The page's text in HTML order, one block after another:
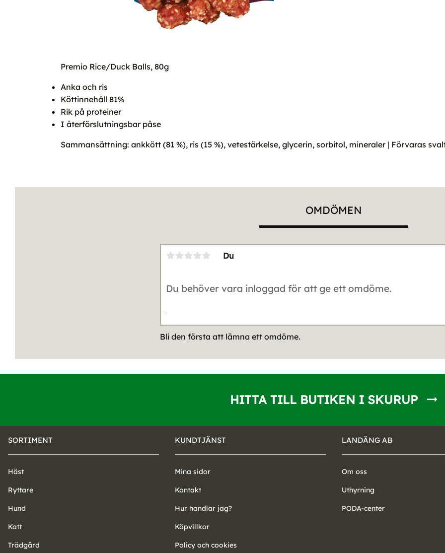
Premio Rice/Duck Balls, 80g
Anka och ris
Köttinnehåll 81%
Rik på proteiner
I återförslutningsbar påse
Sammansättning: ankkött (81 %), ris (15 %), vetestärkelse, glycerin, sorbitol, mineraler | Förvaras
OMDÖMEN
Du
Bli den första att lämna ett omdöme.
HITTA TILL BUTIKEN I SKURUP
SORTIMENT
Häst
Ryttare
Hund
Katt
Trädgård
KUNDTJÄNST
Mina sidor
Kontakt
Hur handlar jag?
Köpvillkor
Policy och cookies
LANDÄNG AB
Om oss
Uthyrning
PODA-center